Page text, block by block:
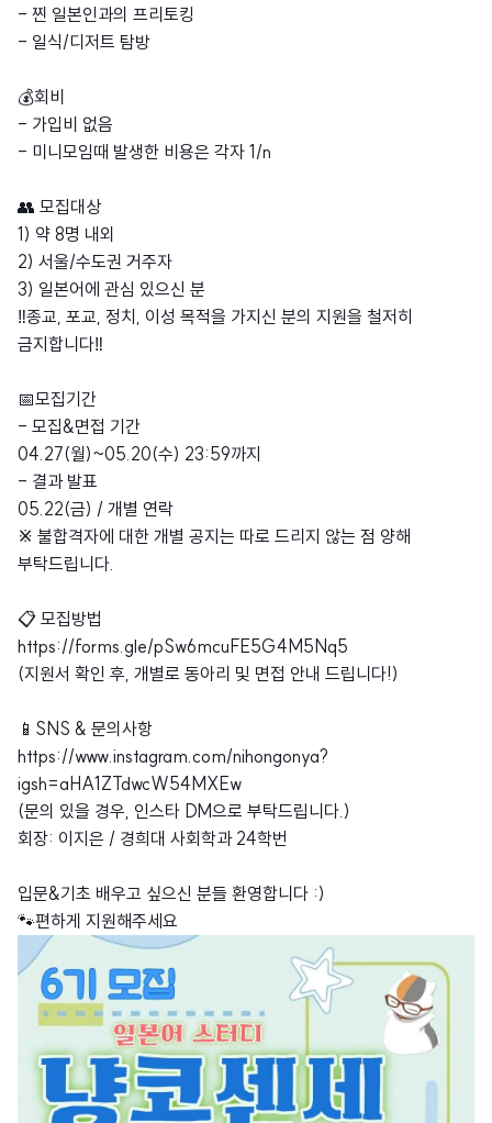
- 찐 일본인과의 프리토킹
- 일식/디저트 탐방
💰회비
- 가입비 없음
- 미니모임때 발생한 비용은 각자 1/n
👥 모집대상
1) 약 8명 내외
2) 서울/수도권 거주자
3) 일본어에 관심 있으신 분
‼️종교, 포교, 정치, 이성 목적을 가지신 분의 지원을 철저히
금지합니다‼️
📅모집기간
- 모집&면접 기간
04.27(월)~05.20(수) 23:59까지
- 결과 발표
05.22(금) / 개별 연락
※ 불합격자에 대한 개별 공지는 따로 드리지 않는 점 양해
부탁드립니다.
📋 모집방법
https://forms.gle/pSw6mcuFE5G4M5Nq5
(지원서 확인 후, 개별로 동아리 및 면접 안내 드립니다!)
📱SNS & 문의사항
https://www.instagram.com/nihongonya?
igsh=aHA1ZTdwcW54MXEw
(문의 있을 경우, 인스타 DM으로 부탁드립니다.)
회장: 이지은 / 경희대 사회학과 24학번
입문&기초 배우고 싶으신 분들 환영합니다 :)
🐾편하게 지원해주세요